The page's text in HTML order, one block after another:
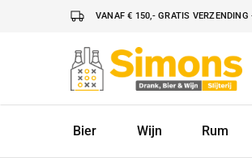
VANAF € 150,- GRATIS
Simonsdrank.nl
Drank,
Bier
Bier
Wijn Rum